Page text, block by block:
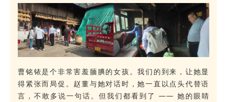
曹铭铱是个非常害羞腼腆的女孩。我们的到来，让她显
得紧张而局促。赵董与她对话时，她一直以点头代替语
言，不敢多说一句话。 但我们都看到了 —— 她的眼睛